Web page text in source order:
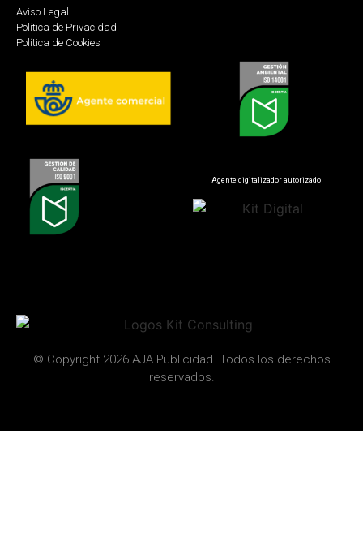
Aviso Legal
Política de Privacidad
Política de Cookies
Agente digitalizador autorizado
© Copyright 2026 AJA Publicidad. Todos los derechos
reservados.